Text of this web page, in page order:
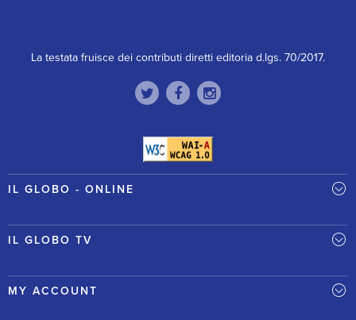
La testata fruisce dei contributi diretti editoria d.lgs. 70/2017.
IL GLOBO - ONLINE
IL GLOBO TV
MY ACCOUNT